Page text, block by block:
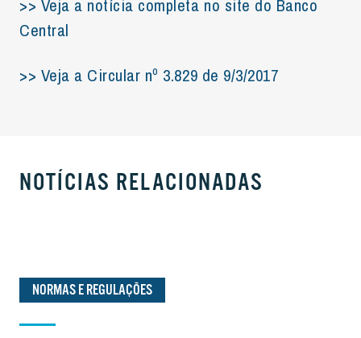
>> Veja a notícia completa no site do Banco
Central
>> Veja a Circular nº 3.829 de 9/3/2017
NOTÍCIAS RELACIONADAS
NORMAS E REGULAÇÕES